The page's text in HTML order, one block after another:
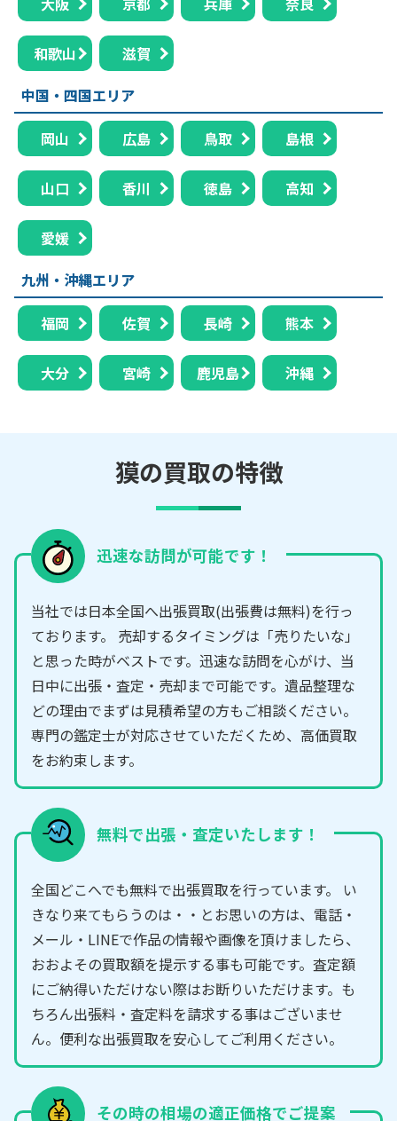
和歌山
滋賀
中国・四国エリア
岡山 広島 鳥取 島根
山口 香川 徳島 高知
愛媛
九州・沖縄エリア
福岡 佐賀 長崎 熊本
大分 宮崎 鹿児島 沖縄
獏の買取の特徴
迅速な訪問が可能です！
当社では日本全国へ出張買取(出張費は無料)を行っ
ております。 売却するタイミングは「売りたいな」
と思った時がベストです。迅速な訪問を心がけ、当
日中に出張・査定・売却まで可能です。遺品整理な
どの理由でまずは見積希望の方もご相談ください。
専門の鑑定士が対応させていただくため、高価買取
をお約束します。
無料で出張・査定いたします！
全国どこへでも無料で出張買取を行っています。 い
きなり来てもらうのは・・とお思いの方は、電話・
メール・LINEで作品の情報や画像を頂けましたら、
おおよその買取額を提示する事も可能です。査定額
にご納得いただけない際はお断りいただけます。も
ちろん出張料・査定料を請求する事はございませ
ん。便利な出張買取を安心してご利用ください。
その時の相場の適正価格でご提案